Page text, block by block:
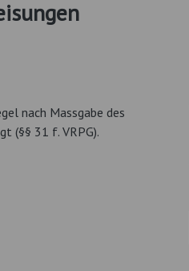
nach Massgabe des
(§§ 31 f. VRPG).